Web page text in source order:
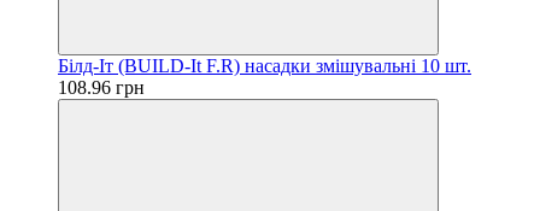
Білд-Іт (BUILD-It F.R) насадки змішувальні 10 шт.
108.96 грн